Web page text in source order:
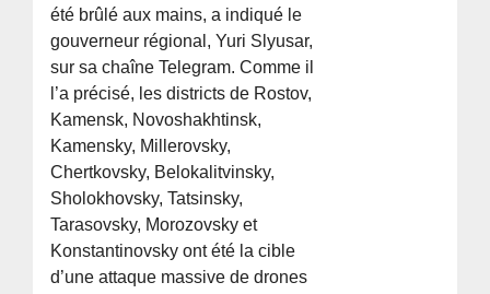
été brûlé aux mains, a indiqué le
gouverneur régional, Yuri Slyusar,
sur sa chaîne Telegram. Comme il
l’a précisé, les districts de Rostov,
Kamensk, Novoshakhtinsk,
Kamensky, Millerovsky,
Chertkovsky, Belokalitvinsky,
Sholokhovsky, Tatsinsky,
Tarasovsky, Morozovsky et
Konstantinovsky ont été la cible
d’une attaque massive de drones